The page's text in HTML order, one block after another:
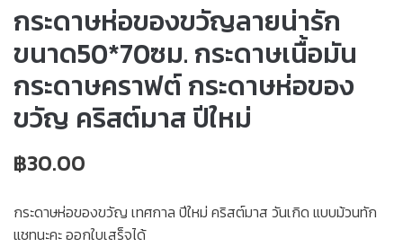
กระดาษห่อของขวัญลายน่ารัก
ขนาด50*70ซม. กระดาษเนื้อมัน
กระดาษคราฟต์ กระดาษห่อของ
ขวัญ คริสต์มาส ปีใหม่
฿30.00
กระดาษห่อของขวัญ เทศกาล ปีใหม่ คริสต์มาส วันเกิด แบบม้วนทัก
แชทนะคะ ออกใบเสร็จได้